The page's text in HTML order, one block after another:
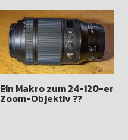
Ein Makro zum 24-120-er
Zoom-Objektiv ??